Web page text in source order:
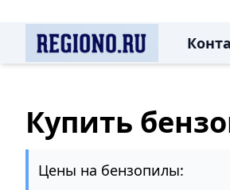
Купить
Цены на бензопилы: